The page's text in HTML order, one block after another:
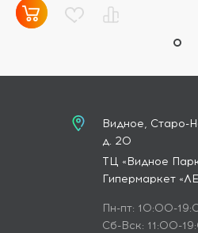
Видное, Старо-
д. 20
ТЦ «Видное
Гипермаркет
Пн-пт: 10:00-
Сб-Вск: 11:00-